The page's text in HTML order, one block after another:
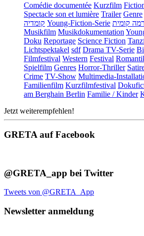
Comédie documentée Kurzfilm
Spectacle son et lumière Trailer Genre
קומדיה Young-Fiction-Serie קומית
Musikfilm Musikdokumentation
Doku Reportage Science Fiction
Lichtspektakel sdf Drama TV-Serie
Filmfestival Western Festival
Spielfilm Genres Horror-Thriller
Crime TV-Show Multimedia-
Familienfilm Kurzfilmfestival
am Berghain Berlin Familie / Kinder
Jetzt weiterempfehlen!
GRETA auf Facebook
@GRETA_app bei Twitter
Tweets von @GRETA_App
Newsletter anmeldung